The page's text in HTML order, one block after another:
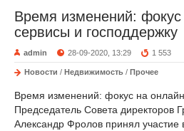
Время изменений:
сервисы и господдержку
admin 28-09-2020, 13:29 1 553
Новости / Недвижимость / Прочее
Время изменений: фокус на
Председатель Совета директоров
Александр Фролов принял участие